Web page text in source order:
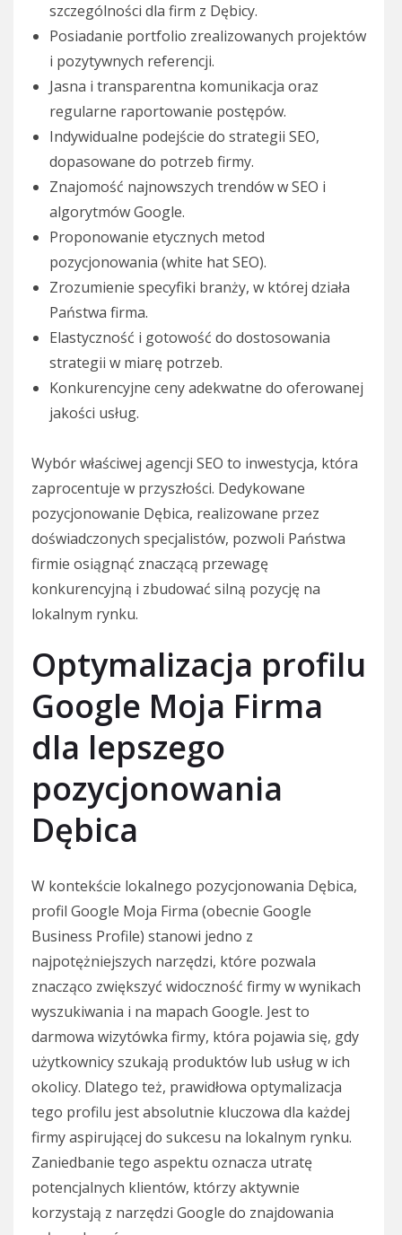
szczególności dla firm z Dębicy.
Posiadanie portfolio zrealizowanych projektów
i pozytywnych referencji.
Jasna i transparentna komunikacja oraz
regularne raportowanie postępów.
Indywidualne podejście do strategii SEO,
dopasowane do potrzeb firmy.
Znajomość najnowszych trendów w SEO i
algorytmów Google.
Proponowanie etycznych metod
pozycjonowania (white hat SEO).
Zrozumienie specyfiki branży, w której działa
Państwa firma.
Elastyczność i gotowość do dostosowania
strategii w miarę potrzeb.
Konkurencyjne ceny adekwatne do oferowanej
jakości usług.
Wybór właściwej agencji SEO to inwestycja, która
zaprocentuje w przyszłości. Dedykowane
pozycjonowanie Dębica, realizowane przez
doświadczonych specjalistów, pozwoli Państwa
firmie osiągnąć znaczącą przewagę
konkurencyjną i zbudować silną pozycję na
lokalnym rynku.
Optymalizacja profilu
Google Moja Firma
dla lepszego
pozycjonowania
Dębica
W kontekście lokalnego pozycjonowania Dębica,
profil Google Moja Firma (obecnie Google
Business Profile) stanowi jedno z
najpotężniejszych narzędzi, które pozwala
znacząco zwiększyć widoczność firmy w wynikach
wyszukiwania i na mapach Google. Jest to
darmowa wizytówka firmy, która pojawia się, gdy
użytkownicy szukają produktów lub usług w ich
okolicy. Dlatego też, prawidłowa optymalizacja
tego profilu jest absolutnie kluczowa dla każdej
firmy aspirującej do sukcesu na lokalnym rynku.
Zaniedbanie tego aspektu oznacza utratę
potencjalnych klientów, którzy aktywnie
korzystają z narzędzi Google do znajdowania